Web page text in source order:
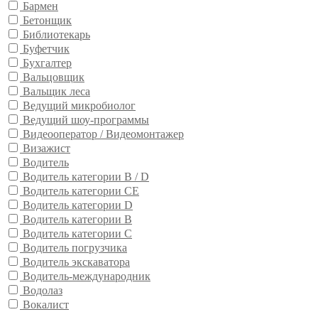
Бармен
Бетонщик
Библиотекарь
Буфетчик
Бухгалтер
Вальцовщик
Вальщик леса
Ведущий микробиолог
Ведущий шоу-программы
Видеооператор / Видеомонтажер
Визажист
Водитель
Водитель категории B / D
Водитель категории CE
Водитель категории D
Водитель категории В
Водитель категории С
Водитель погрузчика
Водитель экскаватора
Водитель-международник
Водолаз
Вокалист